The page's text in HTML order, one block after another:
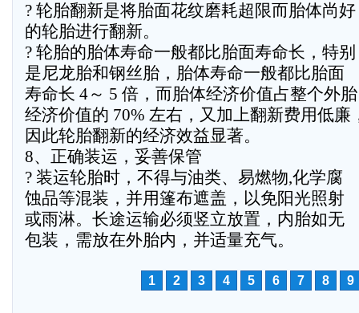
? 轮胎翻新是将胎面花纹磨耗超限而胎体尚好
的轮胎进行翻新。
? 轮胎的胎体寿命一般都比胎面寿命长，特别
是尼龙胎和钢丝胎，胎体寿命一般都比胎面
寿命长 4～ 5 倍，而胎体经济价值占整个外胎
经济价值的 70% 左右，又加上翻新费用低廉
因此轮胎翻新的经济效益显著。
8、正确装运，妥善保管
? 装运轮胎时，不得与油类、易燃物,化学腐
蚀品等混装，并用篷布遮盖，以免阳光照射
或雨淋。长途运输必须竖立放置，内胎如无
包装，需放在外胎内，并适量充气。
1 2 3 4 5 6 7 8 9